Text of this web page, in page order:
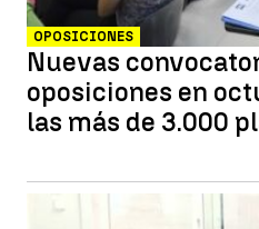
OPOSICIONES
Nuevas
oposiciones en
las más de 3.000